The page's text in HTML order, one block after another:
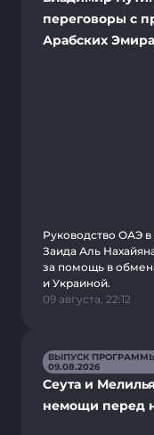
переговоры с
Арабских
Руководство ОАЭ
Заида Аль
за помощь в
и Украиной.
09 августа, 22:12
ВЫПУСК ПРОГРАММЫ
09.08.2026
Сеута и
немощи перед